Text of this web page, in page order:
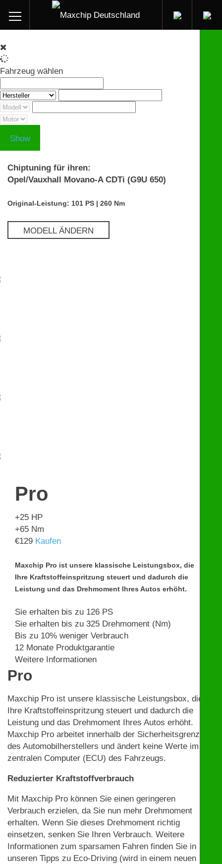
Fahrzeug wählen
Show
Chiptuning für ihren:
Opel/Vauxhall Movano-A CDTi (G9U 650)
Original-Leistung: 101 PS | 260 Nm
MODELL ÄNDERN
Pro
+25 HP
+65 Nm
€129 Kaufen
Maxchip Pro ist unsere klassische Leistungsbox, die
Ihre Kraftstoffeinspritzung steuert und dadurch die
Leistung und das Drehmoment Ihres Autos erhöht.
Sie erhalten bis zu 126 PS
Sie erhalten bis zu 325 Drehmoment (Nm)
Bis zu 10% weniger Verbrauch
12 Monate Produktgarantie
Weitere Informationen
Pro
Maxchip Pro ist unsere klassische Leistungsbox, die
Ihre Kraftstoffeinspritzung steuert und dadurch die
Leistung und das Drehmoment Ihres Autos erhöht.
Maxchip Pro arbeitet innerhalb der Sicherheitsgrenzen
des Automobilherstellers und ändert keine Werte im
zentralen Computer (ECU) des Fahrzeugs.
Reduzierter Kraftstoffverbrauch
Mit Maxchip Pro können Sie einen geringeren
Verbrauch erzielen, da Sie nun mehr Drehmoment
erhalten. Wenn Sie dieses Drehmoment richtig
einsetzen, senken Sie Ihren Verbrauch. Weitere
Informationen zum sparsamen Fahren finden Sie in
unseren Tipps zu Eco-Driving (wird in einem neuen